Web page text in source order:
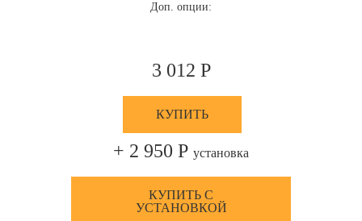
Доп. опции:
3 012 Р
КУПИТЬ
+ 2 950 Р установка
КУПИТЬ С
УСТАНОВКОЙ